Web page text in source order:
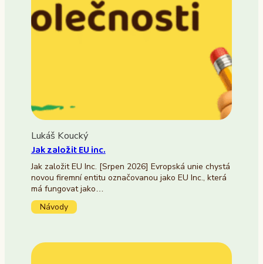
Lukáš Koucký
Jak založit EU inc.
Jak založit EU Inc. [Srpen 2026] Evropská unie chystá
novou firemní entitu označovanou jako EU Inc., která
má fungovat jako…
Návody